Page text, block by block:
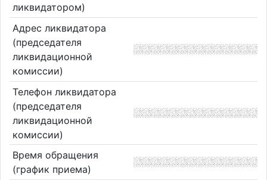
ликвидатором)
Адрес ликвидатора
(председателя
ликвидационной
комиссии)
Телефон ликвидатора
(председателя
ликвидационной
комиссии)
Время обращения
(график приема)